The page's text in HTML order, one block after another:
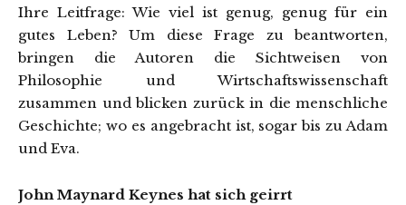
Ihre Leitfrage: Wie viel ist genug, genug für ein
gutes Leben? Um diese Frage zu beantworten,
bringen die Autoren die Sichtweisen von
Philosophie und Wirtschaftswissenschaft
zusammen und blicken zurück in die menschliche
Geschichte; wo es angebracht ist, sogar bis zu Adam
und Eva.
John Maynard Keynes hat sich geirrt